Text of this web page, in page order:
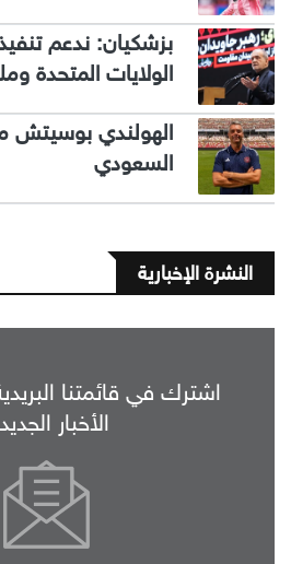
بزشكيان: ندعم
الولايات المتحدة
الهولندي بوسيتش
السعودي
النشرة الإخبارية
اشترك في قائمتنا
الأخبار